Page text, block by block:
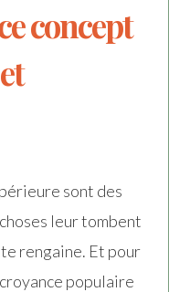
concept
sont des
leur tombent
rengaine. Et pour
populaire